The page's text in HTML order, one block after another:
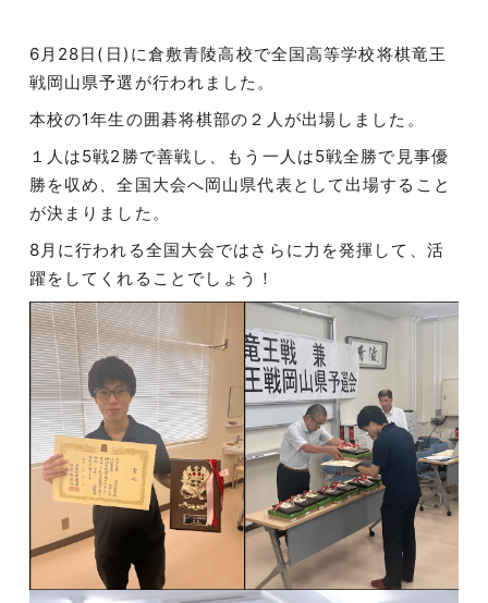
6月28日(日)に倉敷青陵高校で全国高等学校将棋竜王
戦岡山県予選が行われました。
本校の1年生の囲碁将棋部の２人が出場しました。
１人は5戦2勝で善戦し、もう一人は5戦全勝で見事優
勝を収め、全国大会へ岡山県代表として出場すること
が決まりました。
8月に行われる全国大会ではさらに力を発揮して、活
躍をしてくれることでしょう！